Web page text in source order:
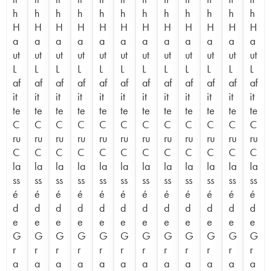
h
H
a
ut
L
af
it
te
C
ru
C
la
ss
é
d
e
G
r
a
h
H
a
ut
L
af
it
te
C
ru
C
la
ss
é
d
e
G
r
a
h
H
a
ut
L
af
it
te
C
ru
C
la
ss
é
d
e
G
r
a
h
H
a
ut
L
af
it
te
C
ru
C
la
ss
é
d
e
G
r
a
h
H
a
ut
L
af
it
te
C
ru
C
la
ss
é
d
e
G
r
a
h
H
a
ut
L
af
it
te
C
ru
C
la
ss
é
d
e
G
r
a
h
H
a
ut
L
af
it
te
C
ru
C
la
ss
é
d
e
G
r
a
h
H
a
ut
L
af
it
te
C
ru
C
la
ss
é
d
e
G
r
a
h
H
a
ut
L
af
it
te
C
ru
C
la
ss
é
d
e
G
r
a
h
H
a
ut
L
af
it
te
C
ru
C
la
ss
é
d
e
G
r
a
h
H
a
ut
L
af
it
te
C
ru
C
la
ss
é
d
e
G
r
a
h
H
a
ut
L
af
it
te
C
ru
C
la
ss
é
d
e
G
r
a